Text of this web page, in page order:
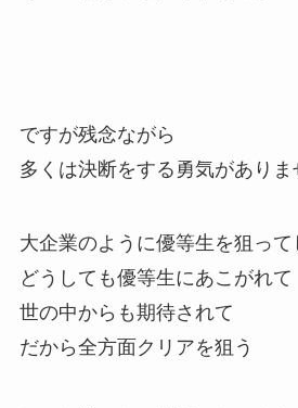
ですが残念ながら
多くは決断をする勇気がありま
大企業のように優等生を狙って
どうしても優等生にあこがれて
世の中からも期待されて
だから全方面クリアを狙う